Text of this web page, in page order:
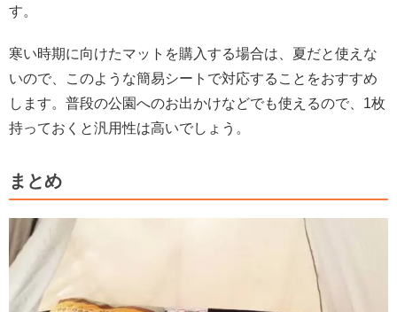
す。
寒い時期に向けたマットを購入する場合は、夏だと使えな
いので、このような簡易シートで対応することをおすすめ
します。普段の公園へのお出かけなどでも使えるので、1枚
持っておくと汎用性は高いでしょう。
まとめ